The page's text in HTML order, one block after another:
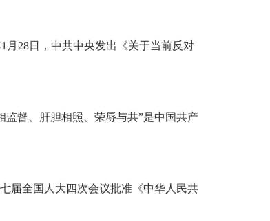
28日，中共中央发出《关于当前反对
督、肝胆相照、荣辱与共”是中国共产
届全国人大四次会议批准《中华人民共